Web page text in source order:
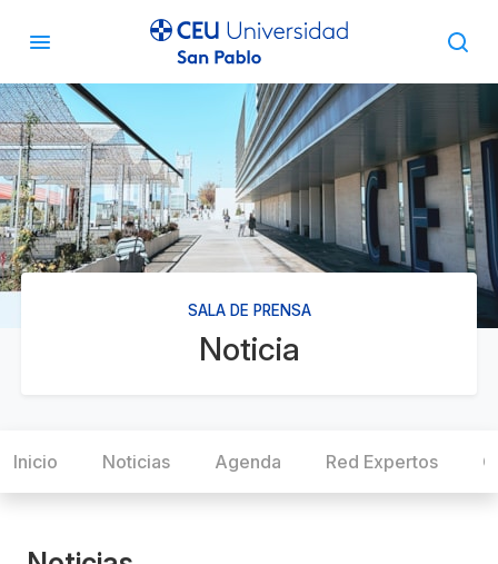
SALA DE PRENSA
Noticia
Inicio Noticias Agenda Red Expertos